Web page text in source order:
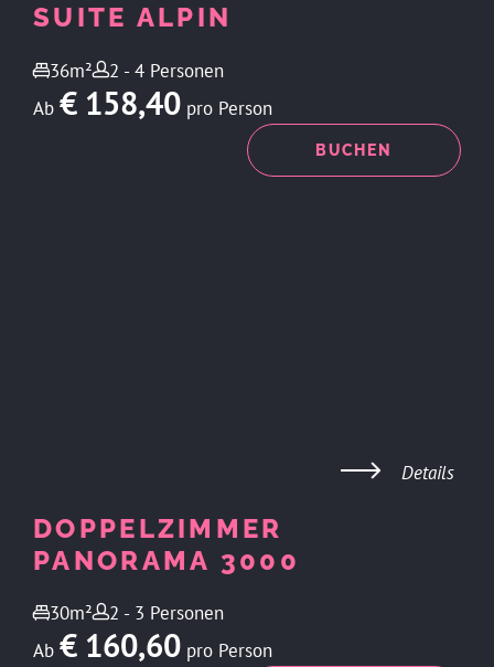
SUITE ALPIN
36m²
2 - 4 Personen
Ab € 158,40 pro Person
BUCHEN
DOPPELZIMMER
PANORAMA 3000
30m²
2 - 3 Personen
Ab € 160,60 pro Person
Details